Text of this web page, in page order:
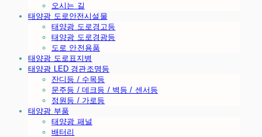
오시는 길
태양광 도로안전시설물
태양광 도로경고등
태양광 도로경광등
도로 안전용품
태양광 도로표지병
태양광 LED 경관조명등
잔디등 / 수목등
문주등 / 데크등 / 벽등 / 센서등
정원등 / 가로등
태양광 부품
태양광 패널
배터리